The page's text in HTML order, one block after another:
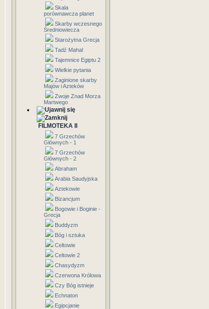
Skala
porównawcza planet
Skarby wczesnego
Średniowiecza
Starożytna Grecja
Tadź Mahal
Tajemnice Egiptu 2
Wielkie pytania
Zaginione skarby
Majów i Azteków
Zwoje Znad Morza
Martwego
FILMOTEKA II
7 Grzechów
Głównych - 1
7 Grzechów
Głównych - 2
Abraham
Arabia Saudyjska
Aztekowie
Bizancjum
Bogowie i Boginie -
Grecja
Buddyzm
Bóg i sztuka
Celtowie
Celtowie 2
Chasydyzm
Czerwona Królowa
Czy Bóg istnieje
Echnaton
Egipcjanie